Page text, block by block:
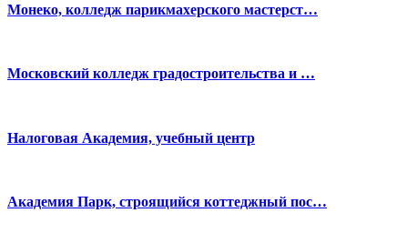
Монеко, колледж парикмахерского мастерст…
Московский колледж градостроительства и …
Налоговая Академия, учебный центр
Академия Парк, строящийся коттеджный пос…